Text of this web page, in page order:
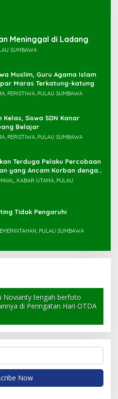
Meninggal di Ladang
SUMBAWA
Muslim, Guru Agama Islam
di SDN Sampar Maras Terkatung-katung ‎
PERISTIWA, PULAU SUMBAWA
Kelas, Siswa SDN Kanar
Belajar
PERISTIWA, PULAU SUMBAWA
Terduga Pelaku Percobaan
yang Ancam Korban dengan
KABAR UTAMA, PULAU
Tidak Pengaruhi
PULAU SUMBAWA
Novianty tengah berfoto
di Peringatan Hari OTDA